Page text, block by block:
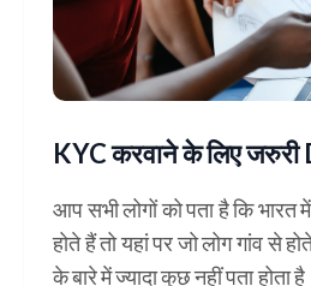
KYC करवाने के लिए
आप सभी लोगों को पता है कि भारत
होते हैं तो यहां पर जो लोग गांव से
के बारे में ज्यादा कुछ नहीं पता होता